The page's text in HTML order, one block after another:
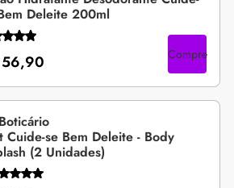
Deleite 200ml
56,90 Compre
Cuide-se Bem Deleite - Body
(2 Unidades)